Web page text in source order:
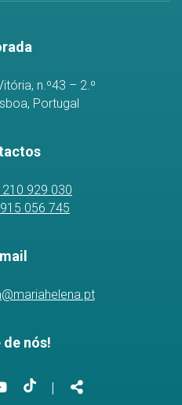
n.º43 – 2.º
Portugal
929 030
056 745
de nós!
Link
Link
|